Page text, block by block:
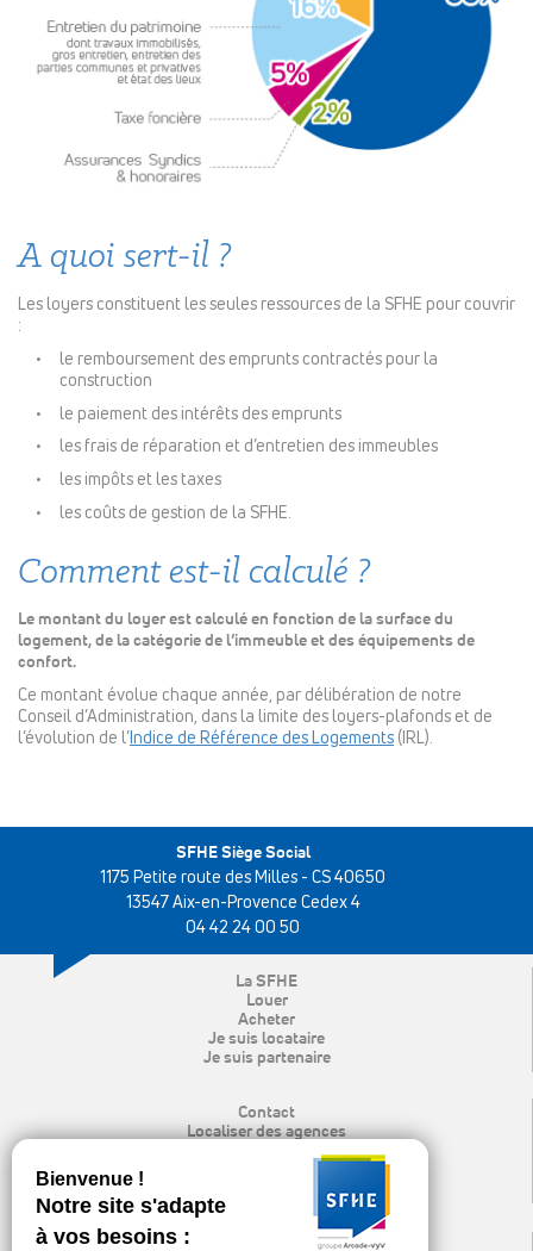
A quoi sert-il ?
Les loyers constituent les seules ressources de la SFHE pour couvrir
:
le remboursement des emprunts contractés pour la
construction
le paiement des intérêts des emprunts
les frais de réparation et d’entretien des immeubles
les impôts et les taxes
les coûts de gestion de la SFHE.
Comment est-il calculé ?
Le montant du loyer est calculé en fonction de la surface du
logement, de la catégorie de l’immeuble et des équipements de
confort.
Ce montant évolue chaque année, par délibération de notre
Conseil d’Administration, dans la limite des loyers-plafonds et de
l’évolution de l’ Indice de Référence des Logements (IRL).
SFHE Siège Social
1175 Petite route des Milles - CS 40650
13547 Aix-en-Provence Cedex 4
04 42 24 00 50
La SFHE
Louer
Acheter
Je suis locataire
Je suis partenaire
Contact
Localiser des agences
Espace presse & logo